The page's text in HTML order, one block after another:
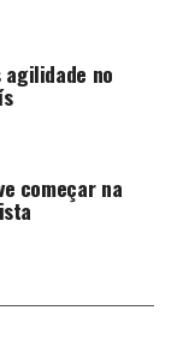
agilidade no
começar na